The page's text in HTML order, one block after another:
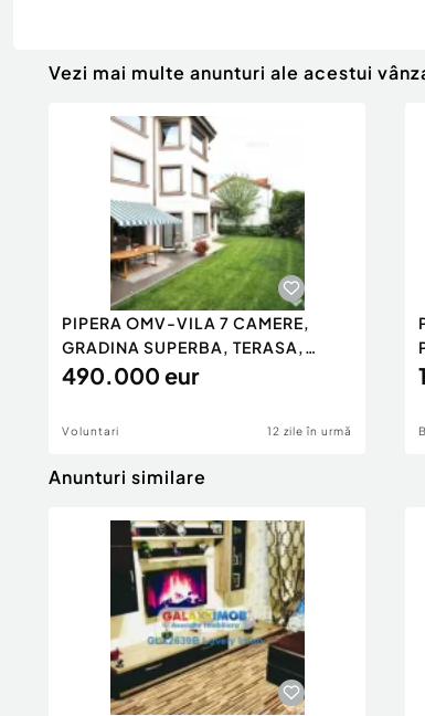
Vezi mai multe anunturi ale acestui
PIPERA OMV-VILA 7 CAMERE,
GRADINA SUPERBA, TERASA,
GARAJ!
490.000 eur
Voluntari 12 zile în urmă
Anunturi similare